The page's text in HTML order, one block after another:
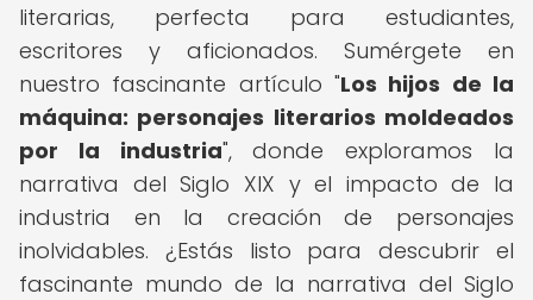
literarias, perfecta para estudiantes,
escritores y aficionados. Sumérgete en
nuestro fascinante artículo "Los hijos de la
máquina: personajes literarios moldeados
por la industria", donde exploramos la
narrativa del Siglo XIX y el impacto de la
industria en la creación de personajes
inolvidables. ¿Estás listo para descubrir el
fascinante mundo de la narrativa del Siglo